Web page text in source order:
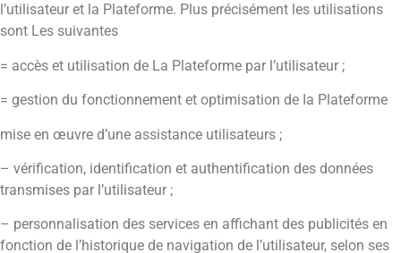
l’utilisateur et la Plateforme. Plus précisément les utilisations
sont Les suivantes
= accès et utilisation de La Plateforme par l’utilisateur ;
= gestion du fonctionnement et optimisation de Ia Plateforme
mise en œuvre d’une assistance utilisateurs ;
– vérification, identification et authentification des données
transmises par l’utilisateur ;
– personnalisation des services en affichant des publicités en
fonction de l’historique de navigation de l’utilisateur, selon ses